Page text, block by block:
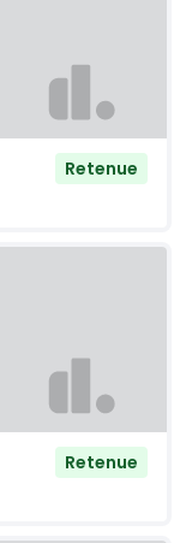
Retenue
Retenue